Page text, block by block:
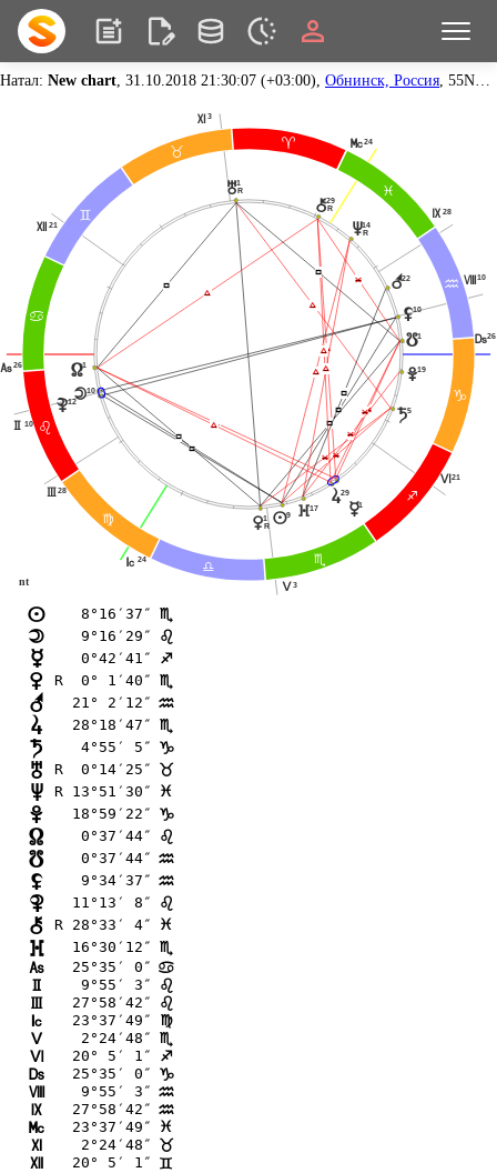
Натал: New chart , 31.10.2018 21:30:07 (+03:00), Обнинск, Россия , 55N05, 36E37
;
<
>
?
@
A B
C
D
E
F
26
G
10
28
24
J
3
K
21
L
26
M
10
N
28
O
24
P
3
Q
21
R
u1
R
x1
o10
{12
q1
R
n9 }17
s29
p1
t5
w19
y1
z10
r22
v14
R
|29
R
Í
Ë
Ï
Í
Í
Ï
Ë
Ï
Ë
Í
Í
Í
Ï
Ë
Ï
Ï
Í
Í
Ï
Ë
Ï
Ë
nt
n 8°16′37″ B
o 9°16′29″ ?
p 0°42′41″ C
q R  0° 1′40″ B
r 21° 2′12″ E
s 28°18′47″ B
t 4°55′ 5″ D
u R  0°14′25″ <
v R 13°51′30″ F
w 18°59′22″ D
x 0°37′44″ ?
y 0°37′44″ E
z 9°34′37″ E
{ 11°13′ 8″ ?
| R 28°33′ 4″ F
} 16°30′12″ B
G 25°35′ 0″ >
9°55′ 3″ ?
27°58′42″ ?
J 23°37′49″ @
K 2°24′48″ B
L 20° 5′ 1″ C
M 25°35′ 0″ D
N 9°55′ 3″ E
O 27°58′42″ E
P 23°37′49″ F
Q 2°24′48″ <
R 20° 5′ 1″ =